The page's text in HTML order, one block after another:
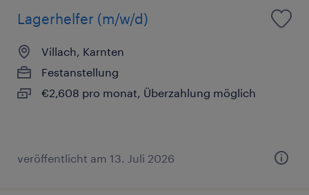
Lagerhelfer (m/w/d)
Villach, Karnten
Festanstellung
€2,608 pro monat, Überzahlung möglich
veröffentlicht am 13. Juli 2026